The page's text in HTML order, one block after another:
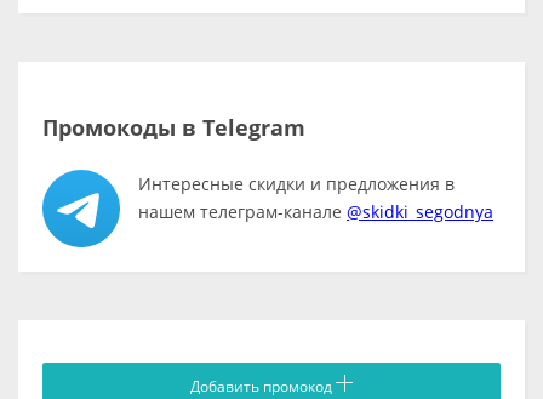
Промокоды в Telegram
Интересные скидки и предложения в
нашем телеграм-канале @skidki_segodnya
Добавить промокод